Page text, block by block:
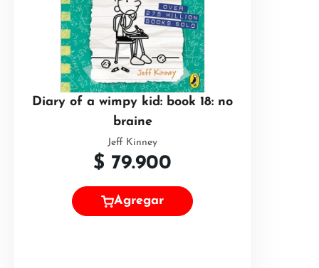
Diary of a wimpy kid: book 18: no
braine
Jeff Kinney
$ 79.900
Agregar